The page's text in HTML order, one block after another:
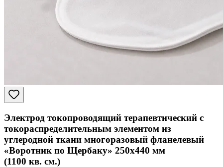
Электрод токопроводящий терапевтический с
токораспределительным элементом из
углеродной ткани многоразовый фланелевый
«Воротник по Щербаку» 250x440 мм
(1100 кв. см.)